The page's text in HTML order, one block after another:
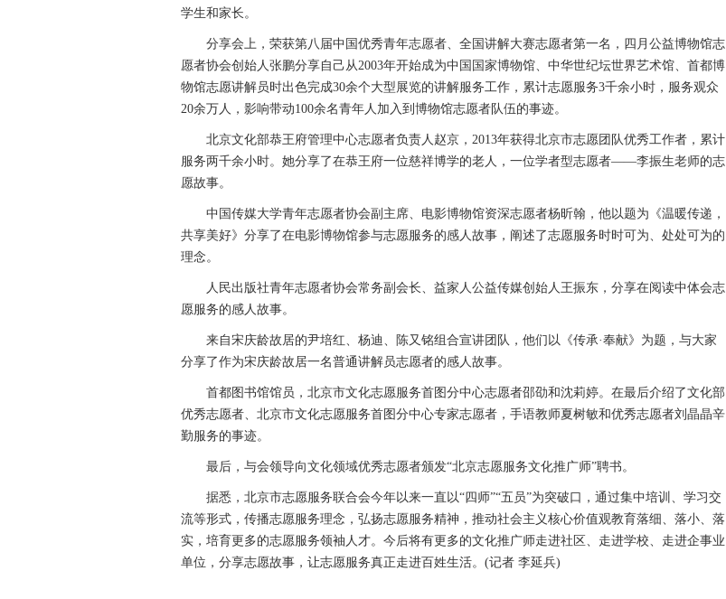
学生和家长。
分享会上，荣获第八届中国优秀青年志愿者、全国讲解大赛志愿者第一名，四月公益博物馆志
愿者协会创始人张鹏分享自己从2003年开始成为中国国家博物馆、中华世纪坛世界艺术馆、首都博
物馆志愿讲解员时出色完成30余个大型展览的讲解服务工作，累计志愿服务3千余小时，服务观众
20余万人，影响带动100余名青年人加入到博物馆志愿者队伍的事迹。
北京文化部恭王府管理中心志愿者负责人赵京，2013年获得北京市志愿团队优秀工作者，累计
服务两千余小时。她分享了在恭王府一位慈祥博学的老人，一位学者型志愿者——李振生老师的志
愿故事。
中国传媒大学青年志愿者协会副主席、电影博物馆资深志愿者杨昕翰，他以题为《温暖传递，
共享美好》分享了在电影博物馆参与志愿服务的感人故事，阐述了志愿服务时时可为、处处可为的
理念。
人民出版社青年志愿者协会常务副会长、益家人公益传媒创始人王振东，分享在阅读中体会志
愿服务的感人故事。
来自宋庆龄故居的尹培红、杨迪、陈又铭组合宣讲团队，他们以《传承·奉献》为题，与大家
分享了作为宋庆龄故居一名普通讲解员志愿者的感人故事。
首都图书馆馆员，北京市文化志愿服务首图分中心志愿者邵劭和沈莉婷。在最后介绍了文化部
优秀志愿者、北京市文化志愿服务首图分中心专家志愿者，手语教师夏树敏和优秀志愿者刘晶晶辛
勤服务的事迹。
最后，与会领导向文化领域优秀志愿者颁发“北京志愿服务文化推广师”聘书。
据悉，北京市志愿服务联合会今年以来一直以“四师”“五员”为突破口，通过集中培训、学习交
流等形式，传播志愿服务理念，弘扬志愿服务精神，推动社会主义核心价值观教育落细、落小、落
实，培育更多的志愿服务领袖人才。今后将有更多的文化推广师走进社区、走进学校、走进企事业
单位，分享志愿故事，让志愿服务真正走进百姓生活。(记者 李延兵)